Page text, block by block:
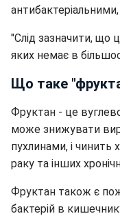
"Слід зазначити, що
яких немає в
Що таке
Фруктан - це
може знижувати
пухлинами, і
раку та інших
Фруктан також є
бактерій в